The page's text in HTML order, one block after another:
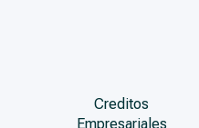
Creditos
Empresariales